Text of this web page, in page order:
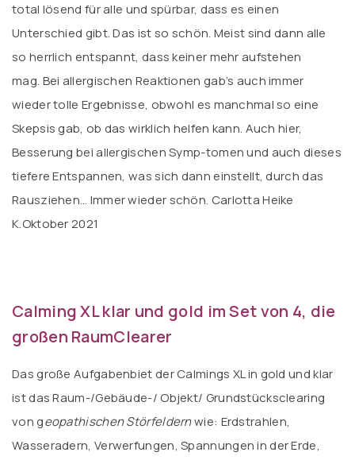
total lösend für alle und spürbar, dass es einen
Unterschied gibt. Das ist so schön. Meist sind dann alle
so herrlich entspannt, dass keiner mehr aufstehen
mag. Bei allergischen Reaktionen gab’s auch immer
wieder tolle Ergebnisse, obwohl es manchmal so eine
Skepsis gab, ob das wirklich helfen kann. Auch hier,
Besserung bei allergischen Symp-tomen und auch dieses
tiefere Entspannen, was sich dann einstellt, durch das
Rausziehen… Immer wieder schön. Carlotta Heike
K.Oktober 2021
Calming XL klar und gold im Set von 4, die
großen RaumClearer
Das große Aufgabenbiet der Calmings XL in gold und klar
ist das Raum-/Gebäude-/ Objekt/ Grundstücksclearing
von geopathischen Störfeldernwie: Erdstrahlen,
Wasseradern, Verwerfungen, Spannungen in der Erde,